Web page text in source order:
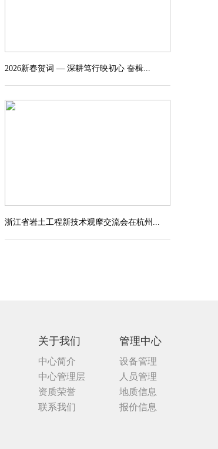
2026新春贺词 — 深耕笃行映初心 奋楫...
浙江省岩土工程新技术观摩交流会在杭州...
关于我们
中心简介
中心管理层
资质荣誉
联系我们
管理中心
设备管理
人员管理
地质信息
报价信息